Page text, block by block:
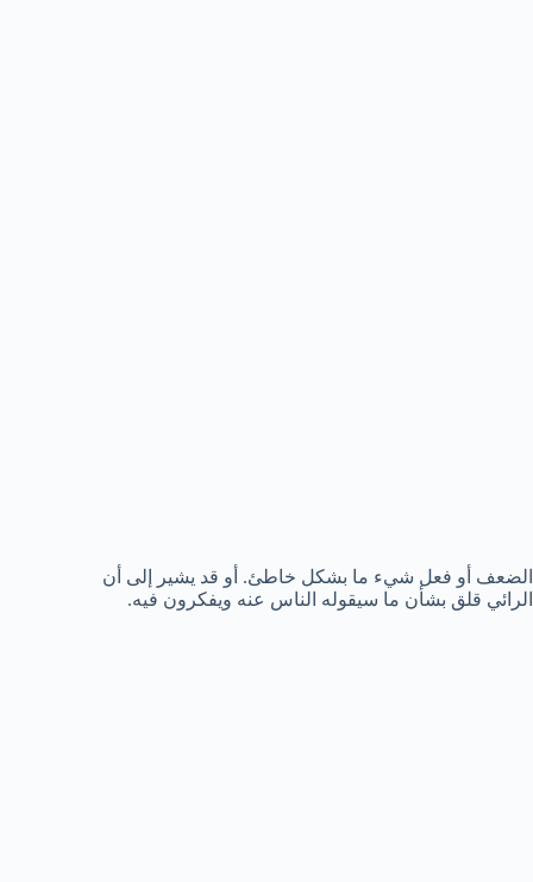
الضعف أو فعل شيء ما بشكل خاطئ. أو قد يشير إلى أن
الرائي قلق بشأن ما سيقوله الناس عنه ويفكرون فيه.